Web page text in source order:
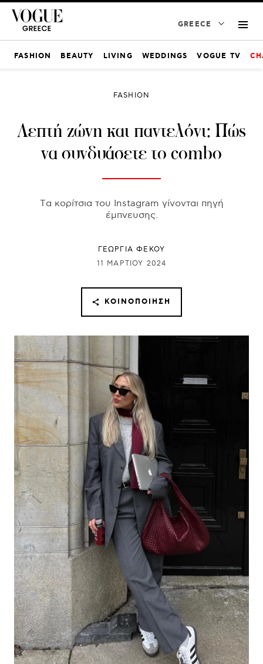
GREECE
FASHION BEAUTY LIVING WEDDINGS VOGUE TV
FASHION
Λεπτή ζώνη και παντελόνι: Πώς
να συνδυάσετε το combo
Tα κορίτσια του Instagram γίνονται πηγή
έμπνευσης.
ΓΕΩΡΓΙΑ ΦΕΚΟΥ
11 ΜΑΡΤΊΟΥ 2024
ΚΟΙΝΟΠΟΊΗΣΗ